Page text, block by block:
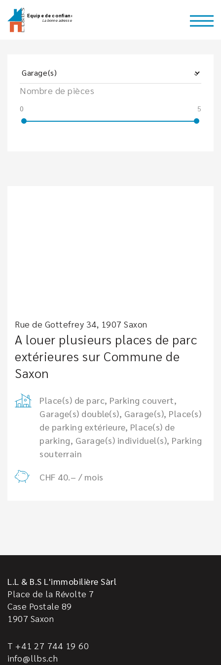
Nombre de pièces
0 5
Rue de Gottefrey 34, 1907 Saxon
A louer plusieurs places de parc
extérieures sur Commune de
Saxon
Place(s) de parc, Parking couvert,
Garage(s) double(s), Garage(s), Place(s)
de parking extérieure, Place(s) de
parking, Garage(s) individuel(s), Parking
souterrain
CHF 40.– / mois
L.L & B.S L'immobilière Sàrl
Place de la Révolte 7
Case Postale 89
1907 Saxon
T +41 27 744 19 60
info@llbs.ch